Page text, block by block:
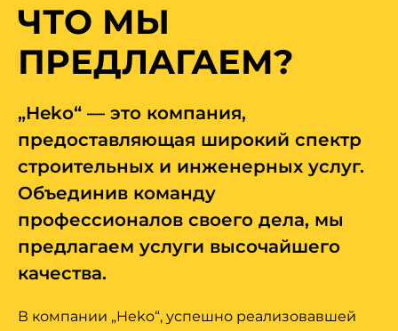
ЧТО МЫ
ПРЕДЛАГАЕМ?
„Heko“ — это компания,
предоставляющая широкий спектр
строительных и инженерных услуг.
Объединив команду
профессионалов своего дела, мы
предлагаем услуги высочайшего
качества.
В компании „Heko“, успешно реализовавшей